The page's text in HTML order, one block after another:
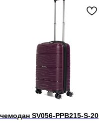
чемодан SV056-PPB215-S-20